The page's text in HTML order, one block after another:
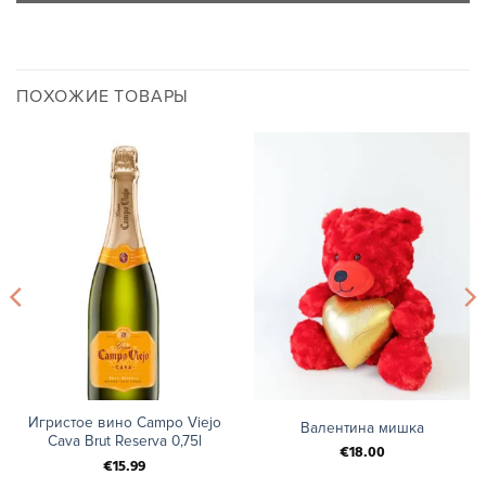
ПОХОЖИЕ ТОВАРЫ
Игристое вино Campo Viejo
Cava Brut Reserva 0,75l
€15.99
Валентина мишка
€18.00